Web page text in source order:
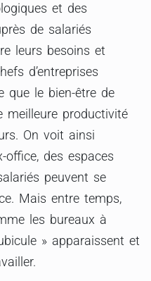
et des
de salariés
leurs besoins et
d’entreprises
que le bien-être de
meilleure productivité
On voit ainsi
des espaces
peuvent se
Mais entre temps,
les bureaux à
» apparaissent et